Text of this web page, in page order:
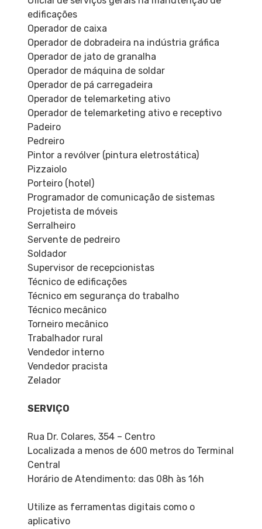
edificações
Operador de caixa
Operador de dobradeira na indústria gráfica
Operador de jato de granalha
Operador de máquina de soldar
Operador de pá carregadeira
Operador de telemarketing ativo
Operador de telemarketing ativo e receptivo
Padeiro
Pedreiro
Pintor a revólver (pintura eletrostática)
Pizzaiolo
Porteiro (hotel)
Programador de comunicação de sistemas
Projetista de móveis
Serralheiro
Servente de pedreiro
Soldador
Supervisor de recepcionistas
Técnico de edificações
Técnico em segurança do trabalho
Técnico mecânico
Torneiro mecânico
Trabalhador rural
Vendedor interno
Vendedor pracista
Zelador
SERVIÇO
Rua Dr. Colares, 354 – Centro
Localizada a menos de 600 metros do Terminal
Central
Horário de Atendimento: das 08h às 16h
Utilize as ferramentas digitais como o
aplicativo